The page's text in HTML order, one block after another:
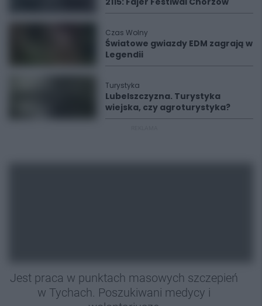
Czas Wolny
Światowe gwiazdy EDM zagrają w
Legendii
Turystyka
Lubelszczyzna. Turystyka
wiejska, czy agroturystyka?
Jest praca w punktach masowych szczepień
w Tychach. Poszukiwani medycy i